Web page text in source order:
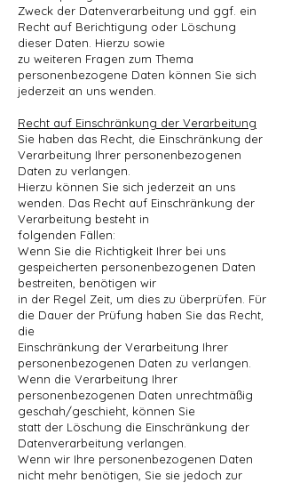
Zweck der Datenverarbeitung und ggf. ein
Recht auf Berichtigung oder Löschung
dieser Daten. Hierzu sowie
zu weiteren Fragen zum Thema
personenbezogene Daten können Sie sich
jederzeit an uns wenden.
Recht auf Einschränkung der Verarbeitung
Sie haben das Recht, die Einschränkung der
Verarbeitung Ihrer personenbezogenen
Daten zu verlangen.
Hierzu können Sie sich jederzeit an uns
wenden. Das Recht auf Einschränkung der
Verarbeitung besteht in
folgenden Fällen:
Wenn Sie die Richtigkeit Ihrer bei uns
gespeicherten personenbezogenen Daten
bestreiten, benötigen wir
in der Regel Zeit, um dies zu überprüfen. Für
die Dauer der Prüfung haben Sie das Recht,
die
Einschränkung der Verarbeitung Ihrer
personenbezogenen Daten zu verlangen.
Wenn die Verarbeitung Ihrer
personenbezogenen Daten unrechtmäßig
geschah/geschieht, können Sie
statt der Löschung die Einschränkung der
Datenverarbeitung verlangen.
Wenn wir Ihre personenbezogenen Daten
nicht mehr benötigen, Sie sie jedoch zur